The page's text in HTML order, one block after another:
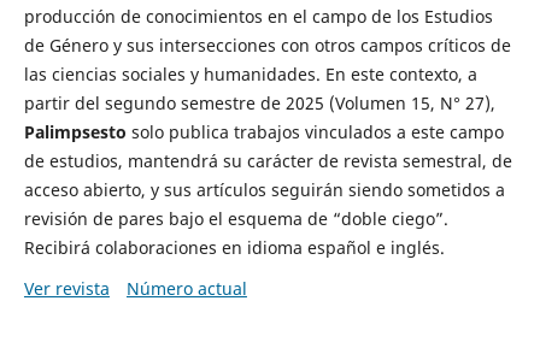
producción de conocimientos en el campo de los Estudios
de Género y sus intersecciones con otros campos críticos de
las ciencias sociales y humanidades. En este contexto, a
partir del segundo semestre de 2025 (Volumen 15, N° 27),
Palimpsesto solo publica trabajos vinculados a este campo
de estudios, mantendrá su carácter de revista semestral, de
acceso abierto, y sus artículos seguirán siendo sometidos a
revisión de pares bajo el esquema de “doble ciego”.
Recibirá colaboraciones en idioma español e inglés.
Ver revista
Número actual